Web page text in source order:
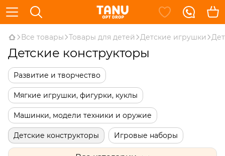
Все товары Товары для детей Детские игрушки
Детские конструкторы
Развитие и творчество
Мягкие игрушки, фигурки, куклы
Машинки, модели техники и оружие
Детские конструкторы Игровые наборы